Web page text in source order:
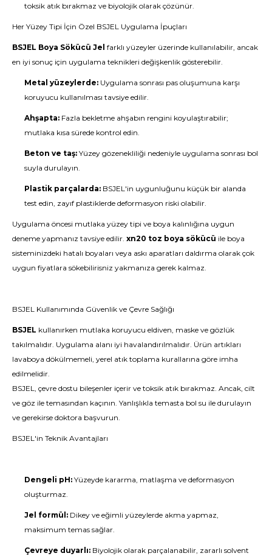
toksik atık bırakmaz ve biyolojik olarak çözünür.
Her Yüzey Tipi İçin Özel BSJEL Uygulama İpuçları
BSJEL Boya Sökücü Jel farklı yüzeyler üzerinde kullanılabilir, ancak
en iyi sonuç için uygulama teknikleri değişkenlik gösterebilir.
Metal yüzeylerde: Uygulama sonrası pas oluşumuna karşı
koruyucu kullanılması tavsiye edilir.
Ahşapta: Fazla bekletme ahşabın rengini koyulaştırabilir;
mutlaka kısa sürede kontrol edin.
Beton ve taş: Yüzey gözenekliliği nedeniyle uygulama sonrası bol
suyla durulayın.
Plastik parçalarda: BSJEL'in uygunluğunu küçük bir alanda
test edin, zayıf plastiklerde deformasyon riski olabilir.
Uygulama öncesi mutlaka yüzey tipi ve boya kalınlığına uygun
deneme yapmanız tavsiye edilir. xn20 toz boya sökücü ile boya
sisteminizdeki hatalı boyaları veya askı aparatları daldırma olarak çok
uygun fiyatlara sökebilirisniz yakmanıza gerek kalmaz.
BSJEL Kullanımında Güvenlik ve Çevre Sağlığı
BSJEL kullanırken mutlaka koruyucu eldiven, maske ve gözlük
takılmalıdır. Uygulama alanı iyi havalandırılmalıdır. Ürün artıkları
lavaboya dökülmemeli, yerel atık toplama kurallarına göre imha
edilmelidir.
BSJEL, çevre dostu bileşenler içerir ve toksik atık bırakmaz. Ancak, cilt
ve göz ile temasından kaçının. Yanlışlıkla temasta bol su ile durulayın
ve gerekirse doktora başvurun.
BSJEL'in Teknik Avantajları
Dengeli pH: Yüzeyde kararma, matlaşma ve deformasyon
oluşturmaz.
Jel formül: Dikey ve eğimli yüzeylerde akma yapmaz,
maksimum temas sağlar.
Çevreye duyarlı: Biyolojik olarak parçalanabilir, zararlı solvent